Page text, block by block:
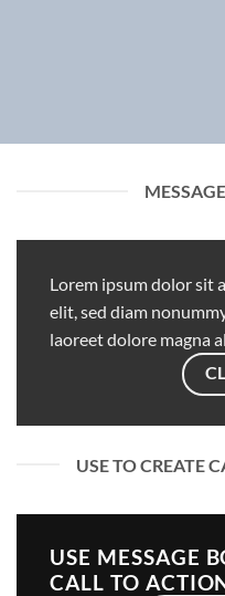
Lorem ipsum dolor sit
elit, sed diam
laoreet dolore magna
USE TO CREATE
USE MESSAGE
CALL TO